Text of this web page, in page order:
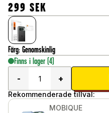
299 SEK
Färg: Genomskinlig
Finns i lager (4)
-
+
Rekommenderade tillval:
MOBIQUE